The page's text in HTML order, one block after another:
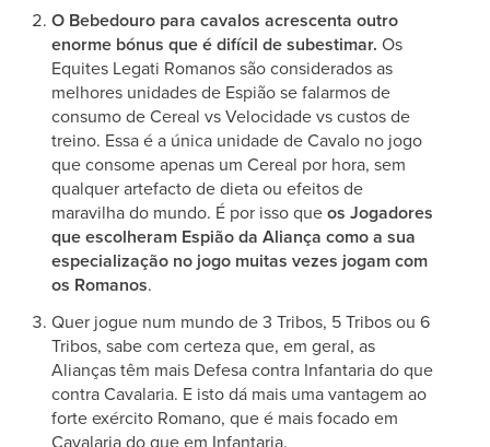
O Bebedouro para cavalos acrescenta outro
enorme bónus que é difícil de subestimar. Os
Equites Legati Romanos são considerados as
melhores unidades de Espião se falarmos de
consumo de Cereal vs Velocidade vs custos de
treino. Essa é a única unidade de Cavalo no jogo
que consome apenas um Cereal por hora, sem
qualquer artefacto de dieta ou efeitos de
maravilha do mundo. É por isso queos Jogadores
que escolheram Espião da Aliança como a sua
especialização no jogo muitas vezes jogam com
os Romanos.
Quer jogue num mundo de 3 Tribos, 5 Tribos ou 6
Tribos, sabe com certeza que, em geral, as
Alianças têm mais Defesa contra Infantaria do que
contra Cavalaria. E isto dá mais uma vantagem ao
forte exército Romano, que é mais focado em
Cavalaria do que em Infantaria.